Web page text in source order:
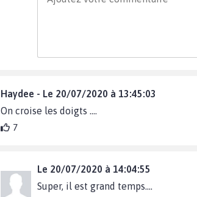
Haydee - Le 20/07/2020 à 13:45:03
On croise les doigts ....
7
Le 20/07/2020 à 14:04:55
Super, il est grand temps....